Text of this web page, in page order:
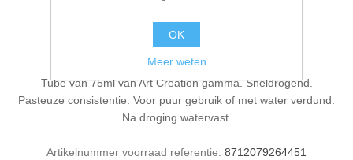
Acrylverf Talens 75ml
titaanwit
Tube van 75ml van Art Creation gamma. Sneldrogend.
Pasteuze consistentie. Voor puur gebruik of met water verdund.
Na droging watervast.
Artikelnummer voorraad referentie: 8712079264451
OK
Meer weten